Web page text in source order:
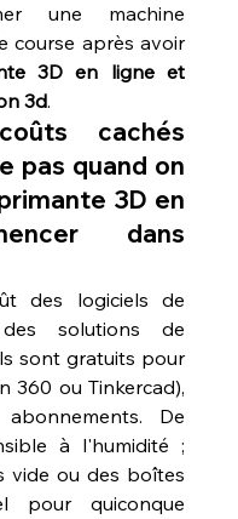
une machine
course après avoir
3D en ligne et
3d.
cachés
pas quand on
3D en
dans
des logiciels de
solutions de
sont gratuits pour
360 ou Tinkercad),
De
à l'humidité ;
vide ou des boîtes
pour quiconque